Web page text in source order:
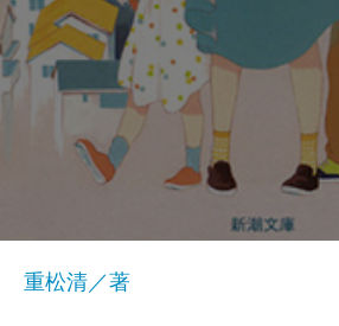
重松清／著